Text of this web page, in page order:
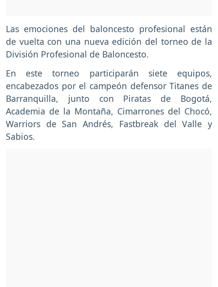
Las emociones del baloncesto profesional están
de vuelta con una nueva edición del torneo de la
División Profesional de Baloncesto.
En este torneo participarán siete equipos,
encabezados por el campeón defensor Titanes de
Barranquilla, junto con Piratas de Bogotá,
Academia de la Montaña, Cimarrones del Chocó,
Warriors de San Andrés, Fastbreak del Valle y
Sabios.